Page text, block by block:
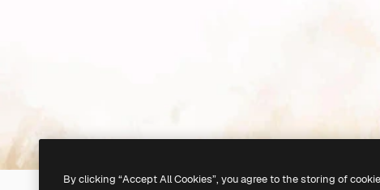
By clicking “Accept All Cookies”, you agree to the storing of